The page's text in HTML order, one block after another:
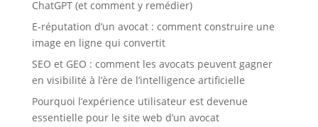
ChatGPT (et comment y remédier)
E-réputation d’un avocat : comment construire une
image en ligne qui convertit
SEO et GEO : comment les avocats peuvent gagner
en visibilité à l’ère de l’intelligence artificielle
Pourquoi l’expérience utilisateur est devenue
essentielle pour le site web d’un avocat